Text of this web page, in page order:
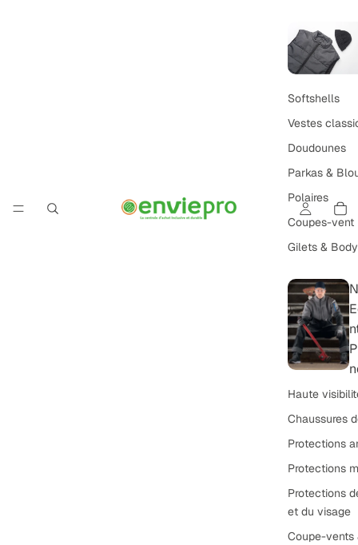
Softshells
Vestes
Doudounes
Parkas &
Polaires
Coupes-vent
Gilets &
Haute
Chaussures
Protections
Protections
Protections
et du visage
Coupe-vents